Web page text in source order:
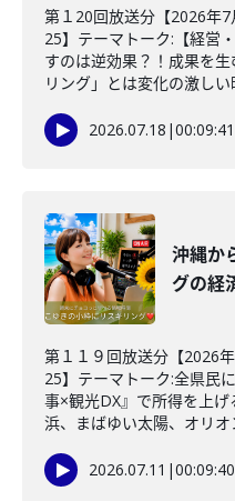
第１20回放送分【2026年
25】テーマトーク:【経営
すのは逆効果？！成果を
リング」とは変化の激しい
2026.07.18 |00:09:41
沖縄か
グの経
第１１９回放送分【2026
25】テーマトーク:全県民
事×観光DX』で所得を上
浜、まばゆい太陽、オリオ
2026.07.11 |00:09:40